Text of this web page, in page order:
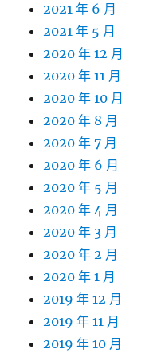
2021 年 6 月
2021 年 5 月
2020 年 12 月
2020 年 11 月
2020 年 10 月
2020 年 8 月
2020 年 7 月
2020 年 6 月
2020 年 5 月
2020 年 4 月
2020 年 3 月
2020 年 2 月
2020 年 1 月
2019 年 12 月
2019 年 11 月
2019 年 10 月